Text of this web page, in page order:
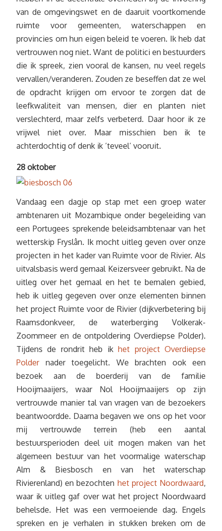
van de omgevingswet en de daaruit voortkomende
ruimte voor gemeenten, waterschappen en
provincies om hun eigen beleid te voeren. Ik heb dat
vertrouwen nog niet. Want de politici en bestuurders
die ik spreek, zien vooral de kansen, nu veel regels
vervallen/veranderen. Zouden ze beseffen dat ze wel
de opdracht krijgen om ervoor te zorgen dat de
leefkwaliteit van mensen, dier en planten niet
verslechterd, maar zelfs verbeterd. Daar hoor ik ze
vrijwel niet over. Maar misschien ben ik te
achterdochtig of denk ik ’teveel’ vooruit.
28 oktober
Vandaag een dagje op stap met een groep water
ambtenaren uit Mozambique onder begeleiding van
een Portugees sprekende beleidsambtenaar van het
wetterskip Fryslân. Ik mocht uitleg geven over onze
projecten in het kader van Ruimte voor de Rivier. Als
uitvalsbasis werd gemaal Keizersveer gebruikt. Na de
uitleg over het gemaal en het te bemalen gebied,
heb ik uitleg gegeven over onze elementen binnen
het project Ruimte voor de Rivier (dijkverbetering bij
Raamsdonkveer, de waterberging Volkerak-
Zoommeer en de ontpoldering Overdiepse Polder).
Tijdens de rondrit heb ikhet project Overdiepse
Poldernader toegelicht. We brachten ook een
bezoek aan de boerderij van de familie
Hooijmaaijers, waar Nol Hooijmaaijers op zijn
vertrouwde manier tal van vragen van de bezoekers
beantwoordde. Daarna begaven we ons op het voor
mij vertrouwde terrein (heb een aantal
bestuursperioden deel uit mogen maken van het
algemeen bestuur van het voormalige waterschap
Alm & Biesbosch en van het waterschap
Rivierenland) en bezochten het project Noordwaard,
waar ik uitleg gaf over wat het project Noordwaard
behelsde. Het was een vermoeiende dag. Engels
spreken en je verhalen in stukken breken om de